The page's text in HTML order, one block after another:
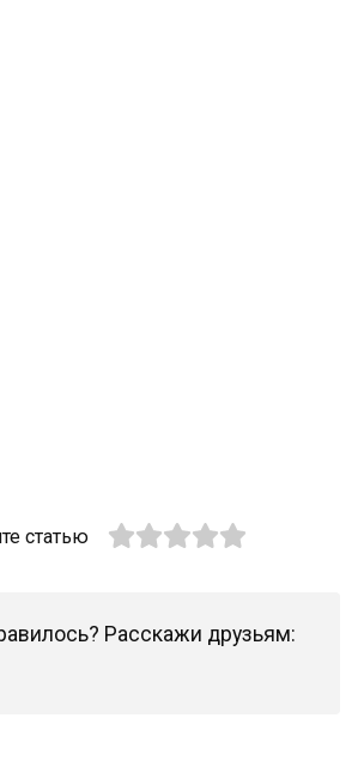
статью
Расскажи друзьям: